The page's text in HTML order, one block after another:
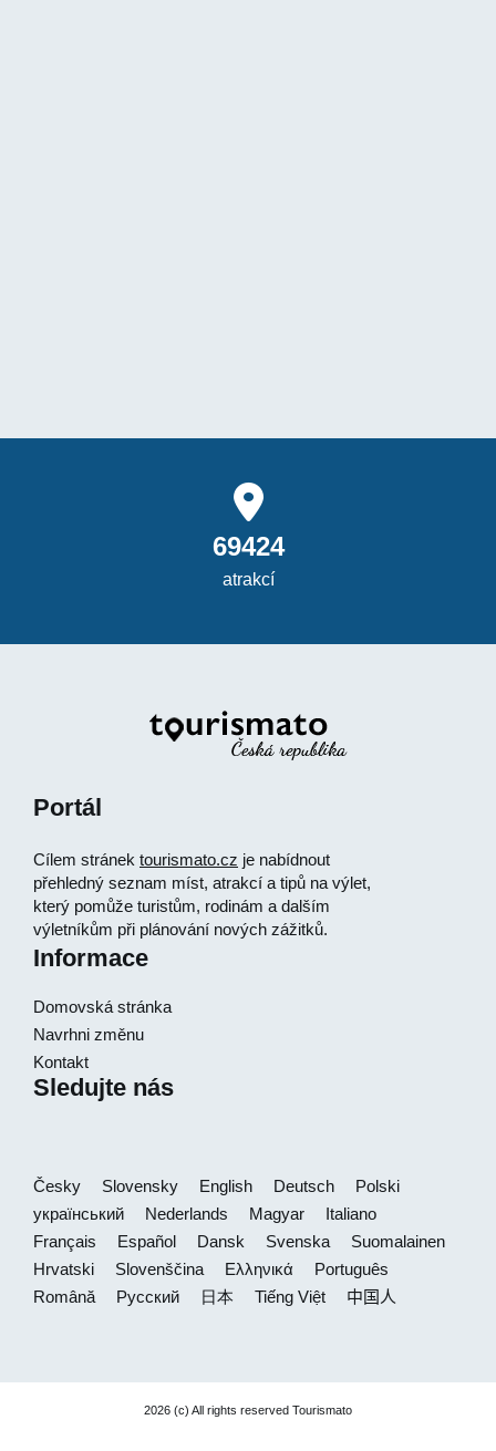
69424
atrakcí
Portál
Cílem stránek tourismato.cz je nabídnout
přehledný seznam míst, atrakcí a tipů na výlet,
který pomůže turistům, rodinám a dalším
výletníkům při plánování nových zážitků.
Informace
Domovská stránka
Navrhni změnu
Kontakt
Sledujte nás
Česky Slovensky English Deutsch
Polski
український
Nederlands Magyar
Italiano
Français
Español Dansk Svenska
Suomalainen
Hrvatski
Slovenščina Ελληνικά
Português
Română
Русский 日本 Tiếng Việt 中国人
2026 (c) All rights reserved Tourismato